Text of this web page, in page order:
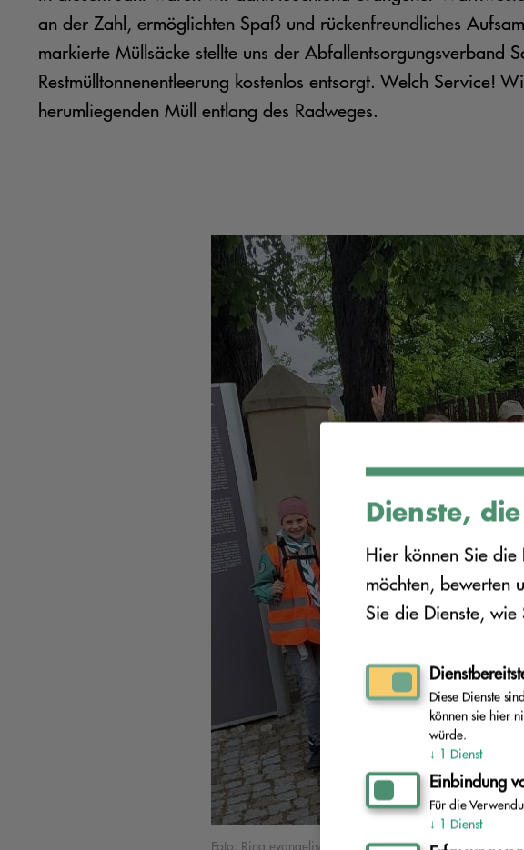
an der Zahl, ermöglichten Spaß und rückenfreundliches
markierte Müllsäcke stellte uns der Abfallentsorgungsverband
Restmülltonnenentleerung kostenlos entsorgt. Welch Service!
herumliegenden Müll entlang des Radweges.
Foto: Ring evangelischer Gemeindepfadfinder
Dienste,
Hier können Sie
möchten, bewerten
Sie die Dienste,
Diese Dienste
können sie hier
würde.
↓ 1 Dienst
Einbindung
Für die
↓ 1 Dienst